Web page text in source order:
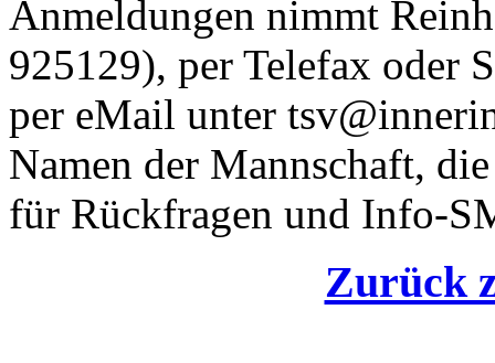
Anmeldungen nimmt
925129), per Telefax oder
per eMail unter
Namen der Mannschaft,
für Rückfragen und Info-
Zurück